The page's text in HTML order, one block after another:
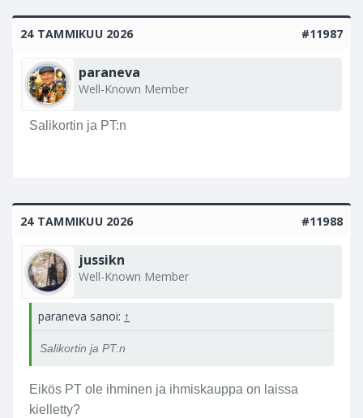
24 TAMMIKUU 2026 #11987
paraneva
Well-Known Member
Salikortin ja PT:n
24 TAMMIKUU 2026 #11988
jussikn
Well-Known Member
paraneva sanoi: ↑
Salikortin ja PT:n
Eikös PT ole ihminen ja ihmiskauppa on laissa
kielletty?